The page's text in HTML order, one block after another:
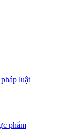
luật
phẩm